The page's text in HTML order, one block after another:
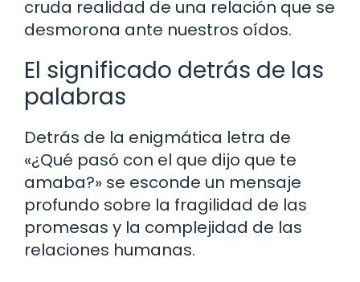
cruda realidad de una relación que se
desmorona ante nuestros oídos.
El significado detrás de las
palabras
Detrás de la enigmática letra de
«¿Qué pasó con el que dijo que te
amaba?» se esconde un mensaje
profundo sobre la fragilidad de las
promesas y la complejidad de las
relaciones humanas.